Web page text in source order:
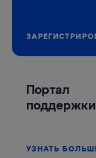
Портал
поддержки
УЗНАТЬ